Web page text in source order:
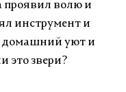
проявил волю и
инструмент и
домашний уют и
это звери?